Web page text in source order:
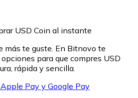
USD Coin al instante
más te guste. En Bitnovo te
para que compres USD
rápida y sencilla.
Pay y Google Pay